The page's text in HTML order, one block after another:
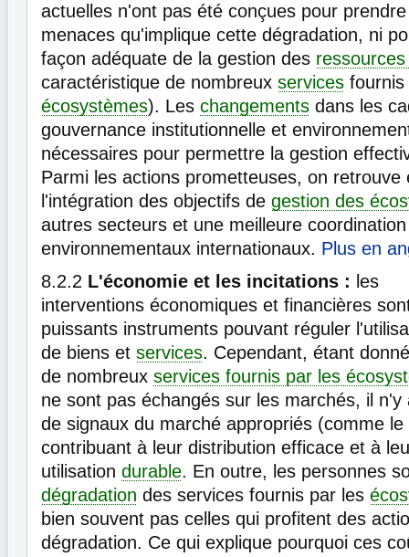
actuelles n'ont pas été conçues pour
menaces qu'implique cette dégradation, ni
façon adéquate de la gestion des
caractéristique de nombreux services
écosystèmes). Les changements dans les
gouvernance institutionnelle et
nécessaires pour permettre la gestion
Parmi les actions prometteuses, on retrouve
l'intégration des objectifs de gestion des
autres secteurs et une meilleure
environnementaux internationaux. Plus en
8.2.2 L'économie et les incitations : les
interventions économiques et financières
puissants instruments pouvant réguler
de biens et services. Cependant, étant
de nombreux services fournis par les
ne sont pas échangés sur les marchés, il n'y
de signaux du marché appropriés (comme le
contribuant à leur distribution efficace et à
utilisation durable. En outre, les personnes
dégradation des services fournis par les
bien souvent pas celles qui profitent des
dégradation. Ce qui explique pourquoi ces